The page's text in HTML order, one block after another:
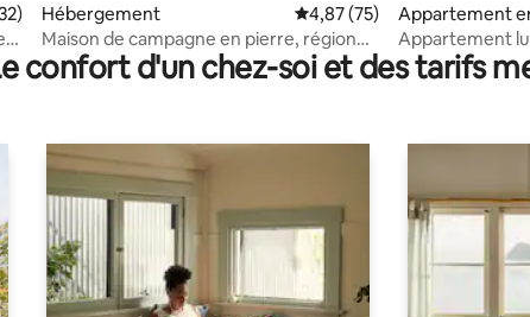
moyenne sur la base de 32 commentaires : 4,72 sur 5
Hébergement Évaluation moyenne sur la
4,87 (75)
Maison de campagne en pierre, région
de Košice
Appartement
Appartement
avec parking
confort d'un chez-soi et des tarifs